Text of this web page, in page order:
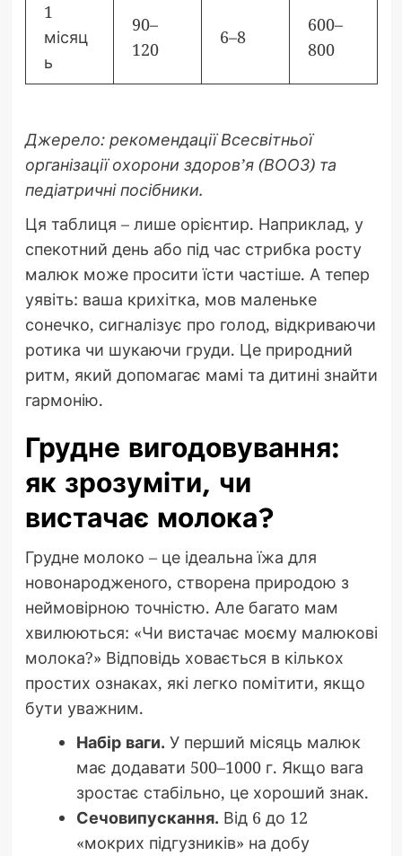
1
місяц
ь
90–
120
6–8
600–
800
Джерело: рекомендації Всесвітньої
організації охорони здоров’я (ВООЗ) та
педіатричні посібники.
Ця таблиця – лише орієнтир. Наприклад, у
спекотний день або під час стрибка росту
малюк може просити їсти частіше. А тепер
уявіть: ваша крихітка, мов маленьке
сонечко, сигналізує про голод, відкриваючи
ротика чи шукаючи груди. Це природний
ритм, який допомагає мамі та дитині знайти
гармонію.
Грудне вигодовування:
як зрозуміти, чи
вистачає молока?
Грудне молоко – це ідеальна їжа для
новонародженого, створена природою з
неймовірною точністю. Але багато мам
хвилюються: «Чи вистачає моєму малюкові
молока?» Відповідь ховається в кількох
простих ознаках, які легко помітити, якщо
бути уважним.
Набір ваги. У перший місяць малюк
має додавати 500–1000 г. Якщо вага
зростає стабільно, це хороший знак.
Сечовипускання. Від 6 до 12
«мокрих підгузників» на добу